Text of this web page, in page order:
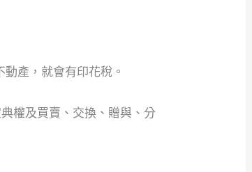
產，就會有印花稅。
權及買賣、交換、贈與、分